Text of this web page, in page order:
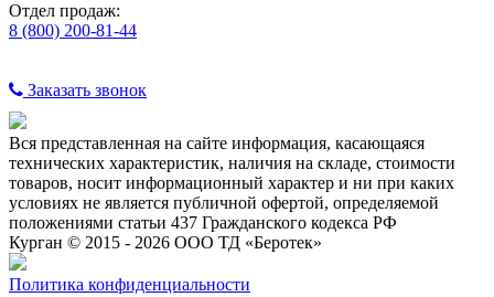
Отдел продаж:
8 (800) 200-81-44
Заказать звонок
Вся представленная на сайте информация, касающаяся
технических характеристик, наличия на складе, стоимости
товаров, носит информационный характер и ни при каких
условиях не является публичной офертой, определяемой
положениями статьи 437 Гражданского кодекса РФ
Курган © 2015 - 2026 ООО ТД «Беротек»
Политика конфиденциальности